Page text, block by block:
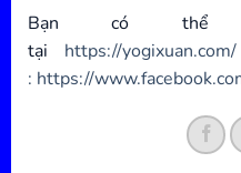
Bạn có thể
tại https://yogixuan.com/
: https://